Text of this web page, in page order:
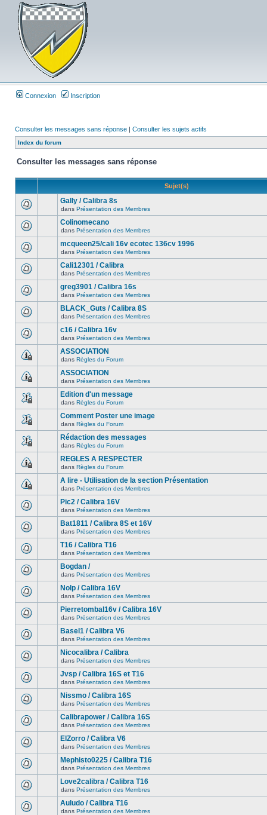
Connexion Inscription
Consulter les messages sans réponse | Consulter les sujets actifs
Index du forum
Consulter les messages sans réponse
Sujet(s)
Gally / Calibra 8s
dans Présentation des Membres
Colinomecano
dans Présentation des Membres
mcqueen25/cali 16v ecotec 136cv 1996
dans Présentation des Membres
Cali12301 / Calibra
dans Présentation des Membres
greg3901 / Calibra 16s
dans Présentation des Membres
BLACK_Guts / Calibra 8S
dans Présentation des Membres
c16 / Calibra 16v
dans Présentation des Membres
ASSOCIATION
dans Règles du Forum
ASSOCIATION
dans Présentation des Membres
Edition d'un message
dans Règles du Forum
Comment Poster une image
dans Règles du Forum
Rédaction des messages
dans Règles du Forum
REGLES A RESPECTER
dans Règles du Forum
A lire - Utilisation de la section Présentation
dans Présentation des Membres
Pic2 / Calibra 16V
dans Présentation des Membres
Bat1811 / Calibra 8S et 16V
dans Présentation des Membres
T16 / Calibra T16
dans Présentation des Membres
Bogdan /
dans Présentation des Membres
Nolp / Calibra 16V
dans Présentation des Membres
Pierretombal16v / Calibra 16V
dans Présentation des Membres
Basel1 / Calibra V6
dans Présentation des Membres
Nicocalibra / Calibra
dans Présentation des Membres
Jvsp / Calibra 16S et T16
dans Présentation des Membres
Nissmo / Calibra 16S
dans Présentation des Membres
Calibrapower / Calibra 16S
dans Présentation des Membres
ElZorro / Calibra V6
dans Présentation des Membres
Mephisto0225 / Calibra T16
dans Présentation des Membres
Love2calibra / Calibra T16
dans Présentation des Membres
Auludo / Calibra T16
dans Présentation des Membres